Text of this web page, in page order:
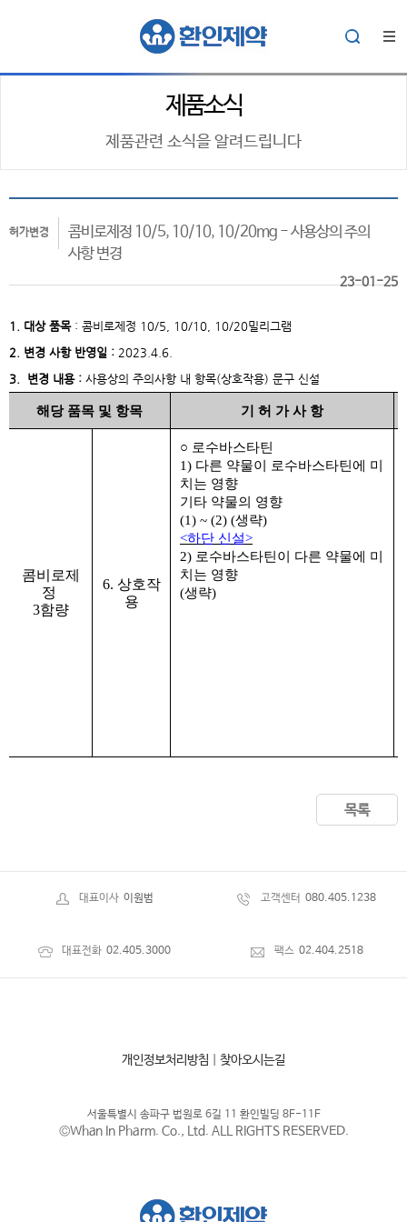
제품소식
제품관련 소식을 알려드립니다
허가변경
콤비로제정 10/5, 10/10, 10/20mg - 사용상의 주의
사항 변경
23-01-25
1. 대상품목 : 콤비로제정 10/5, 10/10, 10/20밀리그램
2. 변경 사항 반영일 : 2023.4.6.
3. 변경 내용 : 사용상의 주의사항 내 항목(상호작용) 문구 신설
해당 품목 및 항목 기 허 가 사 항
콤비로제
정
3함량
6. 상호작
용
○ 로수바스타틴
1) 다른 약물이 로수바스타틴에 미
치는 영향
기타 약물의 영향
(1) ~ (2) (생략)
<하단 신설>
2) 로수바스타틴이 다른 약물에 미
치는 영향
(생략)
목록
대표이사 이원범 고객센터 080.405.1238
대표전화 02.405.3000 팩스 02.404.2518
개인정보처리방침 찾아오시는길
서울특별시 송파구 법원로 6길 11 환인빌딩 8F-11F
©Whan In Pharm. Co., Ltd. ALL RIGHTS RESERVED.